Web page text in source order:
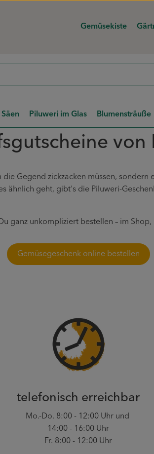
Gemüsekiste
Piluweri im Glas Blumensträuße
von
Gegend zickzacken müssen,
ähnlich geht, gibt's die Piluweri-
ganz unkompliziert bestellen – im
Gemüsegeschenk online bestellen
telefonisch erreichbar
Mo.-Do. 8:00 - 12:00 Uhr und
14:00 - 16:00 Uhr
Fr. 8:00 - 12:00 Uhr